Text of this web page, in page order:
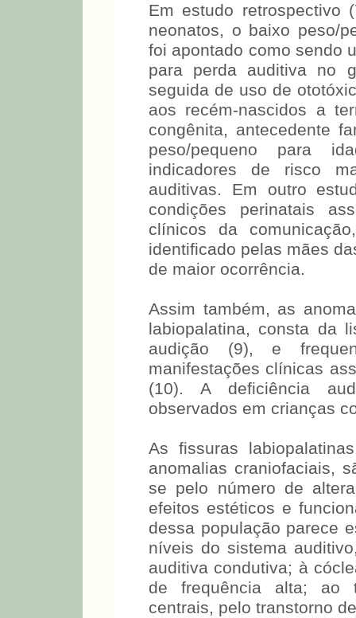
Em estudo retrospectivo
neonatos, o baixo peso/
foi apontado como sendo
para perda auditiva no
seguida de uso de
aos recém-nascidos a
congênita, antecedente
peso/pequeno para
indicadores de risco
auditivas. Em outro
condições perinatais
clínicos da
identificado pelas mães
de maior ocorrência.
Assim também, as
labiopalatina, consta da
audição (9), e
manifestações clínicas
(10). A deficiência
observados em crianças
As fissuras
anomalias craniofaciais,
se pelo número de
efeitos estéticos e
dessa população parece
níveis do sistema
auditiva condutiva; à
de frequência alta; ao
centrais, pelo transtorno